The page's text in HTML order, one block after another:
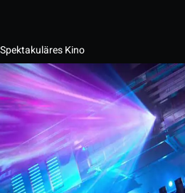
Spektakuläres Kino